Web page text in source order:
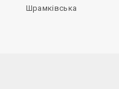
Шрамківська